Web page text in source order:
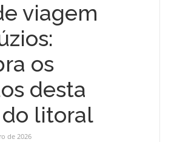
viagem
os
desta
litoral
de 2026